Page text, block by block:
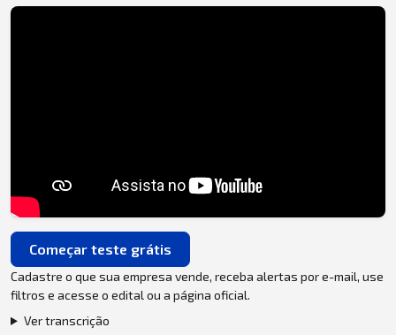
Começar teste grátis
Cadastre o que sua empresa vende, receba alertas por e-mail, use
filtros e acesse o edital ou a página oficial.
Ver transcrição